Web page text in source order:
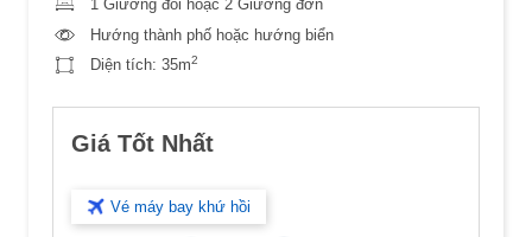
1 Giường đôi hoặc 2 Giường đơn
Hướng thành phố hoặc hướng biển
Diện tích: 35m2
Giá Tốt Nhất
Vé máy bay khứ hồi